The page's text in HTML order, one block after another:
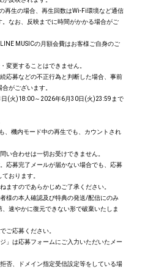
再生の場合、再生回数はWi-Fi環境など通信
なお、反映までに時間がかかる場合がご
MUSICの月額会費はお客様ご自身のご
変更することはできません。
応募などの不正行為と判断した場合、事前
がございます。
(火)18:00～2026年6月30日(火)23:59まで
、機内モード中の再生でも、カウントされ
い合わせは一切お受けできません。
応募完了メールが届かない場合でも、応募
おります。
ますのであらかじめご了承ください。
様の本人確認及び特典の発送/配信にのみ
速やかに復元できない形で破棄いたしま
ご応募ください。
」は応募フォームにご入力いただいたメー
否、ドメイン指定受信設定等をしている場